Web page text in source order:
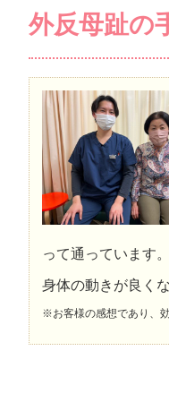
外反母趾の
って通っています。
身体の動きが良く
※お客様の感想であり、